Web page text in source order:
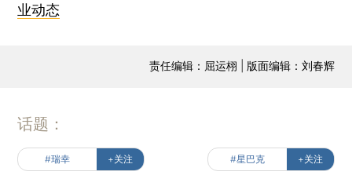
业动态
责任编辑：屈运栩 | 版面编辑：刘春辉
话题：
#瑞幸 +关注 #星巴克 +关注